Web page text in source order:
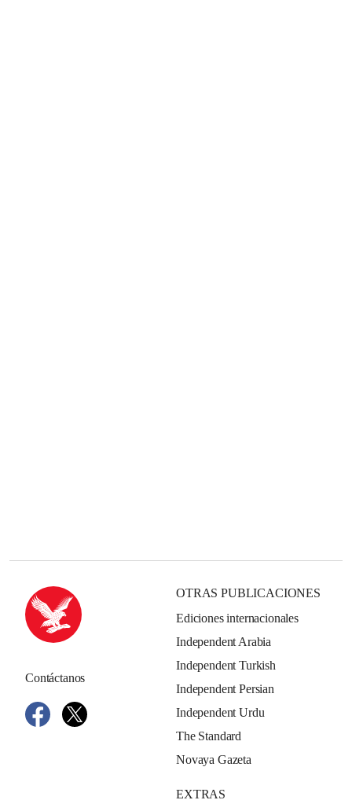
Contáctanos
OTRAS PUBLICACIONES
Ediciones internacionales
Independent Arabia
Independent Turkish
Independent Persian
Independent Urdu
The Standard
Novaya Gazeta
EXTRAS